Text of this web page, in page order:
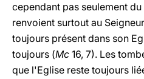
cependant pas seulement
renvoient surtout au
toujours présent dans son
toujours (Mc 16, 7). Les
que l'Eglise reste toujours